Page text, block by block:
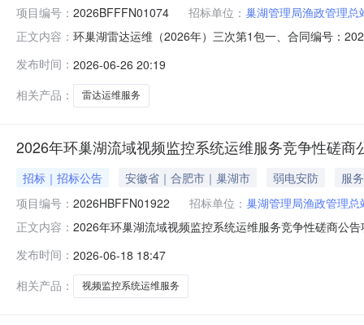
项目编号： 2026BFFFN01074 招标单位： 巢湖管理局渔政管理总
正文内容： 环巢湖雷达运维（2026年）三次第1包一、合同编号：
口联系方式：0551-88178825供应商（乙方）：中国铁
发布时间： 2026-06-26 20:19
相关产品：
雷达运维服务
2026年环巢湖流域视频监控系统运维服务竞争性磋商
招标｜招标公告 安徽省｜合肥市｜巢湖市 弱电安防
服务
项目编号： 2026HBFFN01922 招标单位： 巢湖管理局渔政管理总
正文内容： 2026年环巢湖流域视频监控系统运维服务竞争性磋商公
湖流域视频监控系统运维服务采购方式：竞争性磋商预
自合同签
发布时间： 2026-06-18 18:47
相关产品：
视频监控系统运维服务